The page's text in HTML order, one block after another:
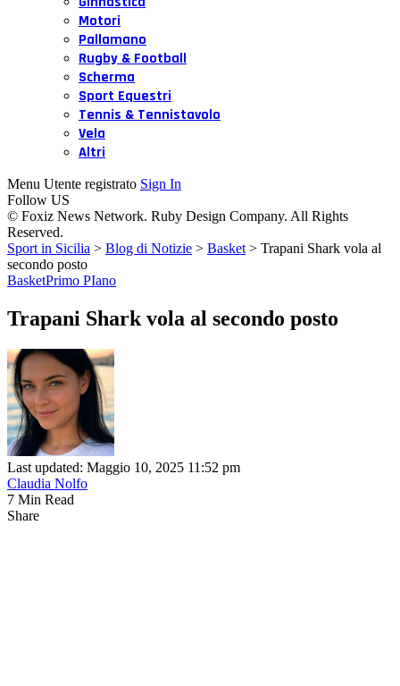
Motori
Pallamano
Rugby & Football
Scherma
Sport Equestri
Tennis & Tennistavolo
Vela
Altri
Menu Utente registrato Sign In
Follow US
© Foxiz News Network. Ruby Design Company. All Rights
Reserved.
Sport in Sicilia > Blog di Notizie > Basket > Trapani Shark vola al
secondo posto
BasketPrimo PIano
Trapani Shark vola al secondo posto
Last updated: Maggio 10, 2025 11:52 pm
Claudia Nolfo
7 Min Read
Share